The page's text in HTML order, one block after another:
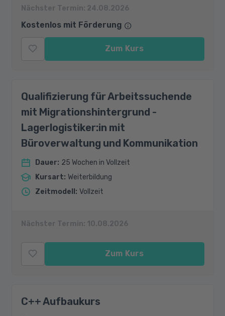
Nächster Termin: 24.08.2026
Kostenlos mit Förderung
Zum Kurs
Qualifizierung für Arbeitssuchende
mit Migrationshintergrund -
Lagerlogistiker:in mit
Büroverwaltung und Kommunikation
Dauer: 25 Wochen in Vollzeit
Kursart: Weiterbildung
Zeitmodell : Vollzeit
Nächster Termin: 10.08.2026
Zum Kurs
C++ Aufbaukurs